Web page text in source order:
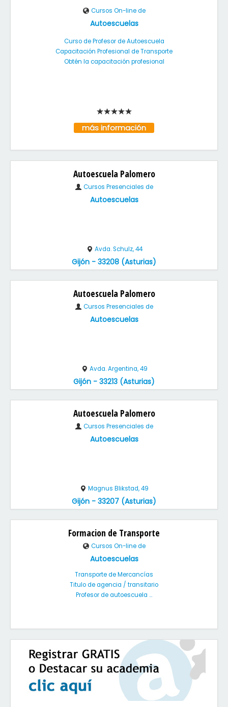
Cursos On-line de
Autoescuelas
Curso de Profesor de Autoescuela
Capacitación Profesional de Transporte
Obtén la capacitación profesional
más información
Autoescuela Palomero
Cursos Presenciales de
Autoescuelas
Avda. Schulz, 44
Gijón - 33208 (Asturias)
Autoescuela Palomero
Cursos Presenciales de
Autoescuelas
Avda. Argentina, 49
Gijón - 33213 (Asturias)
Autoescuela Palomero
Cursos Presenciales de
Autoescuelas
Magnus Blikstad, 49
Gijón - 33207 (Asturias)
Formacion de Transporte
Cursos On-line de
Autoescuelas
Transporte de Mercancías
Titulo de agencia / transitario
Profesor de autoescuela ...